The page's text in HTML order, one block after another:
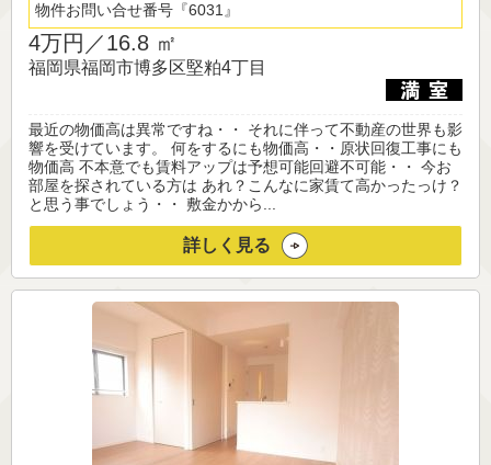
物件お問い合せ番号 6031
4万円／16.8 ㎡
福岡県福岡市博多区堅粕4丁目
最近の物価高は異常ですね・・ それに伴って不動産の世界も影
響を受けています。 何をするにも物価高・・原状回復工事にも
物価高 不本意でも賃料アップは予想可能回避不可能・・ 今お
部屋を探されている方は あれ？こんなに家賃て高かったっけ？
と思う事でしょう・・ 敷金かから...
詳しく見る